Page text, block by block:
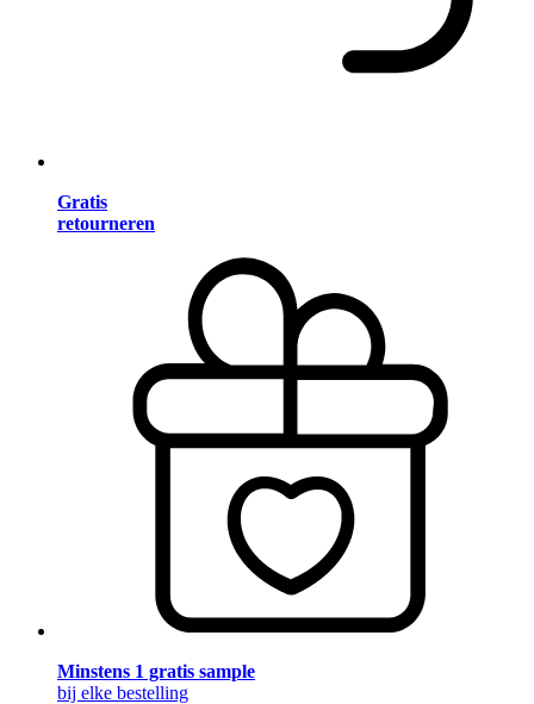
Gratis
retourneren
Minstens 1 gratis sample
bij elke bestelling